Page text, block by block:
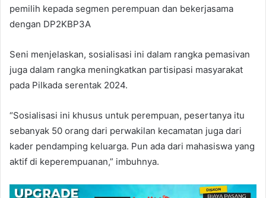
pemilih kepada segmen perempuan dan bekerjasama
dengan DP2KBP3A
Seni menjelaskan, sosialisasi ini dalam rangka pemasivan
juga dalam rangka meningkatkan partisipasi masyarakat
pada Pilkada serentak 2024.
“Sosialisasi ini khusus untuk perempuan, pesertanya itu
sebanyak 50 orang dari perwakilan kecamatan juga dari
kader pendamping keluarga. Pun ada dari mahasiswa yang
aktif di keperempuanan,” imbuhnya.